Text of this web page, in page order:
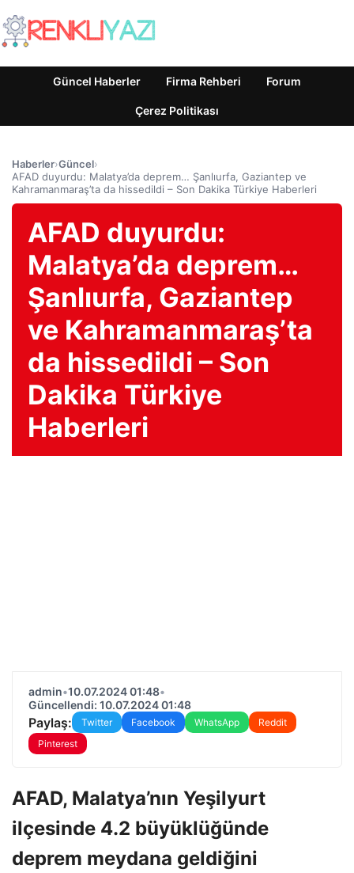
Güncel Haberler Firma Rehberi Forum
Çerez Politikası
Haberler›Güncel›
AFAD duyurdu: Malatya’da deprem… Şanlıurfa, Gaziantep ve
Kahramanmaraş’ta da hissedildi – Son Dakika Türkiye Haberleri
AFAD duyurdu:
Malatya’da deprem…
Şanlıurfa, Gaziantep
ve Kahramanmaraş’ta
da hissedildi – Son
Dakika Türkiye
Haberleri
admin•10.07.2024 01:48•
Güncellendi: 10.07.2024 01:48
Paylaş: Twitter Facebook WhatsApp
Reddit
Pinterest
AFAD, Malatya’nın Yeşilyurt
ilçesinde 4.2 büyüklüğünde
deprem meydana geldiğini